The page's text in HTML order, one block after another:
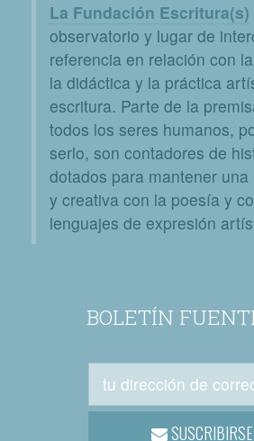
La Fundación Escritura(s)
observatorio y lugar de
referencia en relación con
la didáctica y la práctica
escritura. Parte de la
todos los seres humanos,
serlo, son contadores de
dotados para mantener
y creativa con la poesía y
lenguajes de expresión
BOLETÍN
SUSCRIBIRSE